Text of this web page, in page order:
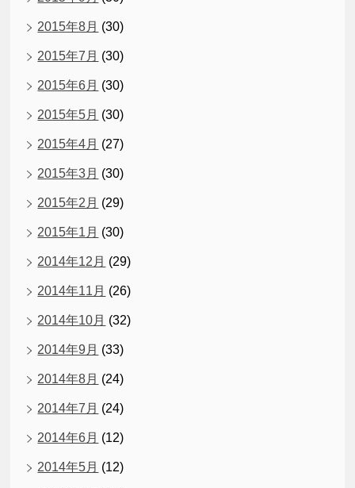
2015年8月 (30)
2015年7月 (30)
2015年6月 (30)
2015年5月 (30)
2015年4月 (27)
2015年3月 (30)
2015年2月 (29)
2015年1月 (30)
2014年12月 (29)
2014年11月 (26)
2014年10月 (32)
2014年9月 (33)
2014年8月 (24)
2014年7月 (24)
2014年6月 (12)
2014年5月 (12)